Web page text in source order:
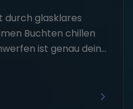
durch glasklares
Buchten chillen
ist genau dein...